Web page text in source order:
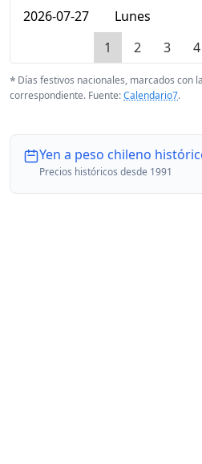
2026-07-27
Lunes
1
2 3 4
* Días festivos nacionales, marcados con
correspondiente. Fuente:Calendario7.
Yen a peso chileno
Precios históricos desde 1991